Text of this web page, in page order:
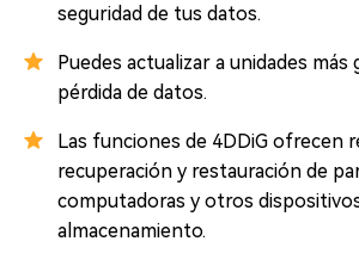
seguridad de tus datos.
Puedes actualizar a unidades más
pérdida de datos.
Las funciones de 4DDiG ofrecen
recuperación y restauración de
computadoras y otros
almacenamiento.